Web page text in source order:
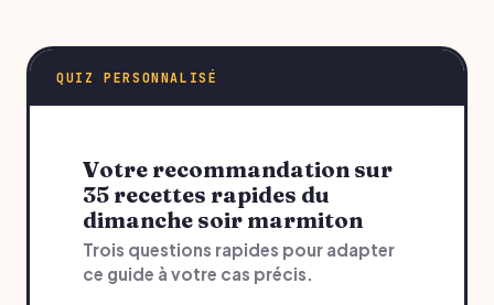
QUIZ PERSONNALISÉ
Votre recommandation sur
35 recettes rapides du
dimanche soir marmiton
Trois questions rapides pour adapter
ce guide à votre cas précis.